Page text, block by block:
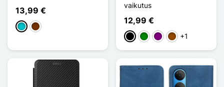
13,99 €
Turquoise
Café
vaikutus
12,99 €
MustaVihreäVioletRuskea
+1